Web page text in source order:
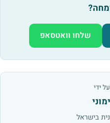
שלחו וואטסאפ
ידי
בישראל